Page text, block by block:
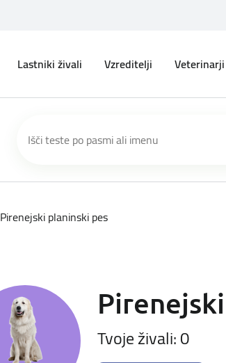
Lastniki živali Vzreditelji Veterinarji
Pirenejski planinski pes
Tvoje živali: 0